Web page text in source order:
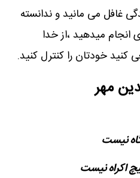
غافل می مانید و ندانسته
انجام میدهید ،از خدا
خودتان را کنترل کنید.
مهر
نیست
اکراه نیست